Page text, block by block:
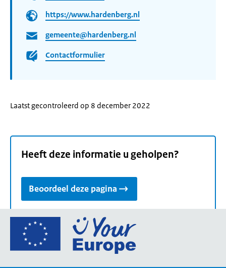
https://www.hardenberg.nl
gemeente@hardenberg.nl
Contactformulier
Laatst gecontroleerd op 8 december 2022
Heeft deze informatie u geholpen?
Beoordeel deze pagina
Ga
de